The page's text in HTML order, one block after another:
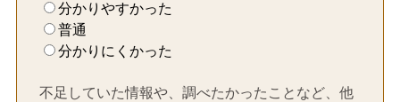
分かりやすかった
普通
分かりにくかった
不足していた情報や、調べたかったことなど、他